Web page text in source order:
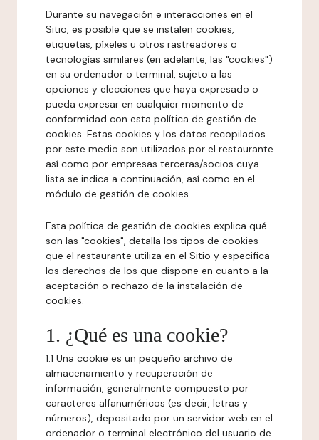
Durante su navegación e interacciones en el
Sitio, es posible que se instalen cookies,
etiquetas, píxeles u otros rastreadores o
tecnologías similares (en adelante, las "cookies")
en su ordenador o terminal, sujeto a las
opciones y elecciones que haya expresado o
pueda expresar en cualquier momento de
conformidad con esta política de gestión de
cookies. Estas cookies y los datos recopilados
por este medio son utilizados por el restaurante
así como por empresas terceras/socios cuya
lista se indica a continuación, así como en el
módulo de gestión de cookies.
Esta política de gestión de cookies explica qué
son las "cookies", detalla los tipos de cookies
que el restaurante utiliza en el Sitio y especifica
los derechos de los que dispone en cuanto a la
aceptación o rechazo de la instalación de
cookies.
1. ¿Qué es una cookie?
1.1 Una cookie es un pequeño archivo de
almacenamiento y recuperación de
información, generalmente compuesto por
caracteres alfanuméricos (es decir, letras y
números), depositado por un servidor web en el
ordenador o terminal electrónico del usuario de